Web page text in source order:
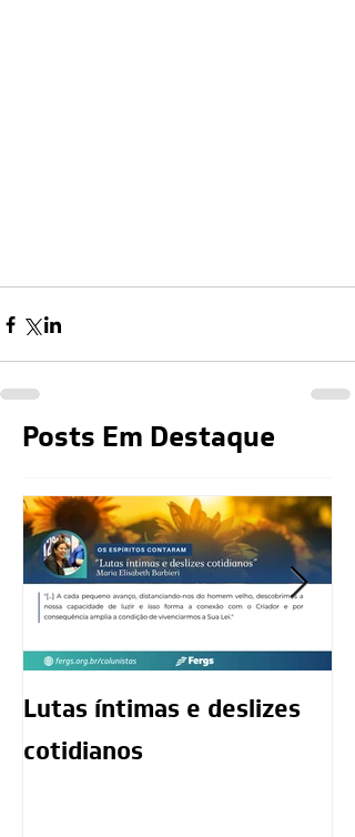
Posts Em Destaque
Lutas íntimas e deslizes
cotidianos